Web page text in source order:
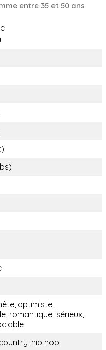
entre 35 et 50 ans
optimiste,
romantique, sérieux,
hip hop